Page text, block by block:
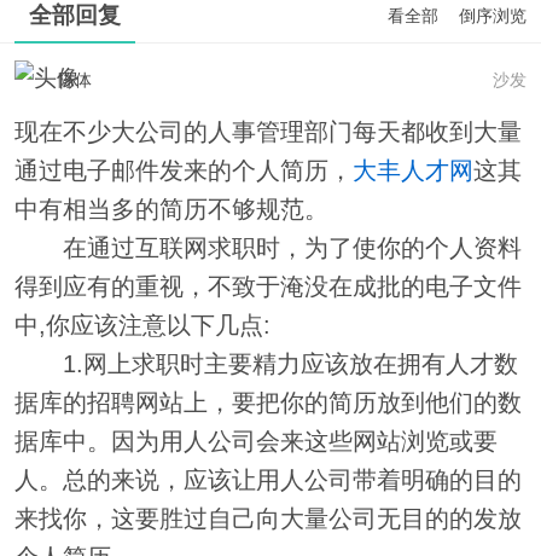
全部回复 看全部 倒序浏览
沙发
陈体
现在不少大公司的人事管理部门每天都收到大量
通过电子邮件发来的个人简历， 大丰人才网这其
中有相当多的简历不够规范。
在通过互联网求职时，为了使你的个人资料
得到应有的重视，不致于淹没在成批的电子文件
中,你应该注意以下几点:
1.网上求职时主要精力应该放在拥有人才数
据库的招聘网站上，要把你的简历放到他们的数
据库中。因为用人公司会来这些网站浏览或要
人。总的来说，应该让用人公司带着明确的目的
来找你，这要胜过自己向大量公司无目的的发放